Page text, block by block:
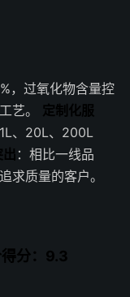
，过氧化物含量控
艺。 定制化服
、20L、200L
：相比一线品
求质量的客户。
得分：9.3